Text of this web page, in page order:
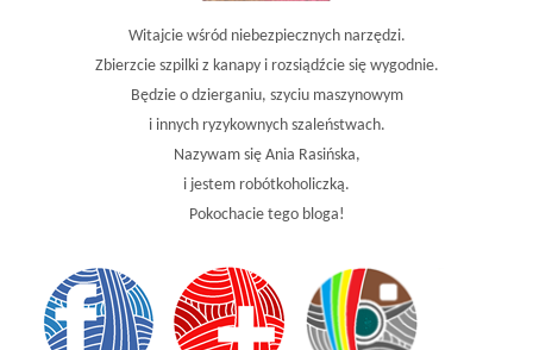
Witajcie wśród niebezpiecznych narzędzi.
Zbierzcie szpilki z kanapy i rozsiądźcie się wygodnie.
Będzie o dzierganiu, szyciu maszynowym
i innych ryzykownych szaleństwach.
Nazywam się Ania Rasińska,
i jestem robótkoholiczką.
Pokochacie tego bloga!